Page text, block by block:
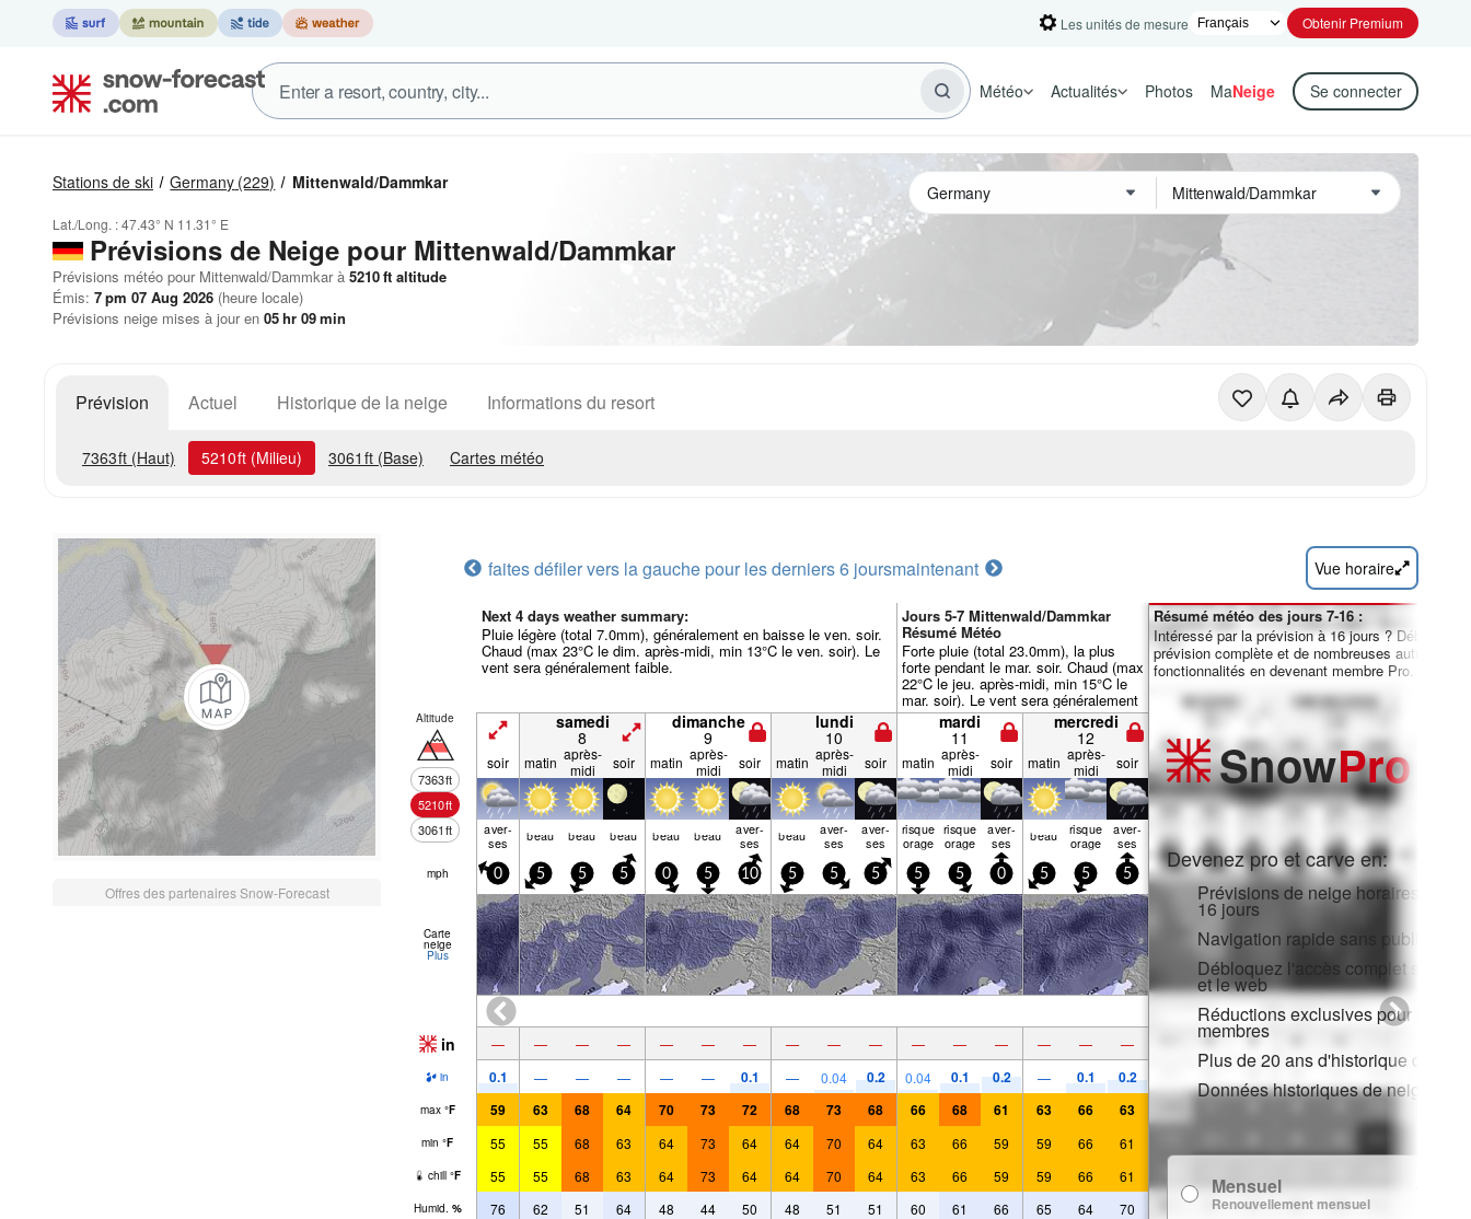
Les unités de mesure Obtenir Premium
Météo Actualités Photos MaNeige Se connecter
Stations de ski Germany (229) Mittenwald/Dammkar
Lat./Long. :47.43° N 11.31° E
Prévisions de Neige pour Mittenwald/Dammkar
Prévisions météo pour Mittenwald/Dammkar à 5210ft altitude
Émis: 7 pm 07 Aug 2026 (heure locale)
Prévisions neige mises à jour en 05hr 09min
Prévision Actuel Historique de la neige Informations du resort
7363ft (Haut) 5210ft (Milieu) 3061 ft (Base) Cartes météo
Offres des partenaires Snow-Forecast
faites défiler vers la gauche pour les derniers 6 joursmaintenant Vue horaire
Next 4 days weather summary:
Pluie légère (total 7.0mm), généralement en baisse le ven. soir.
Chaud (max 23°C le dim. après-midi, min 13°C le ven. soir). Le
vent sera généralement faible.
Jours 5-7 Mittenwald/Dammkar
Résumé Météo
Forte pluie (total 23.0mm), la plus
forte pendant le mar. soir. Chaud (max
22°C le jeu. après-midi, min 15°C le
mar. soir). Le vent sera généralement
faible.
Altitude
7363ft
5210ft
3061ft
samedi
8
dimanche
9
lundi
10
mardi
11
mercredi
12
soir matin après-
midi
soir matin après-
midi
soir matin après-
midi
soir matin après-
midi
soir matin après-
midi
soir
aver­
ses beau beau beau beau beau aver­
ses beau aver­
ses
aver­
ses
risque
orage
risque
orage
aver­
ses beau risque
orage
aver­
ses
mph 0 5 5 5 0 5 10 5 5 5 5 5 0 5 5 5
Carte
neige
Plus
in — — — — — — — — — — — — — — — —
in 0.1 — — — — — 0.1 — 0.04 0.2 0.04 0.1 0.2 — 0.1 0.2
max °F 59 63 68 64 70 73 72 68 73 68 66 68 61 63 66 63
min °F 55 55 68 63 64 73 64 64 70 64 63 66 59 59 66 61
chill °F 55 55 68 63 64 73 64 64 70 64 63 66 59 59 66 61
Humid. % 76 62 51 64 48 44 50 48 51 51 60 61 66 65 64 70
Résumé météo des jours 7-16 :
Intéressé par la prévision à 16 jours ? Débloquez
prévision complète et de nombreuses autres
fonctionnalités en devenant membre Pro.
SnowPro
Devenez pro et carve en:
Prévisions de neige horaires et sur
16 jours
Navigation rapide sans publicité
Débloquez l'accès complet sur
et le web
Réductions exclusives pour les
membres
Plus de 20 ans d'historique de
Données historiques de neige
Mensuel
Renouvellement mensuel